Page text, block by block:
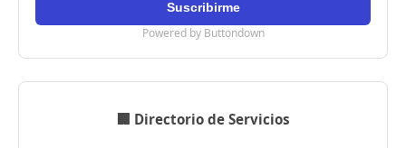
Powered by Buttondown
🏢 Directorio de Servicios